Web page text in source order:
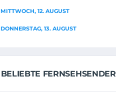
MITTWOCH, 12. AUGUST
DONNERSTAG, 13. AUGUST
BELIEBTE FERNSEHSENDER